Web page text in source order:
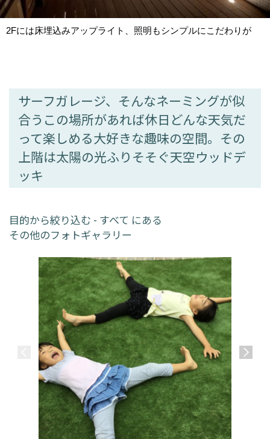
2Fには床埋込みアップライト、照明もシンプルにこだわりが
サーフガレージ、そんなネーミングが似
合うこの場所があれば休日どんな天気だ
って楽しめる大好きな趣味の空間。その
上階は太陽の光ふりそそぐ天空ウッドデ
ッキ
目的から絞り込む - すべて にある
その他のフォトギャラリー